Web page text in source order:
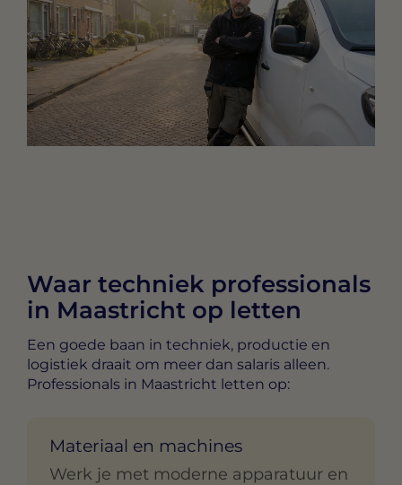
Waar techniek professionals
in Maastricht op letten
Een goede baan in techniek, productie en
logistiek draait om meer dan salaris alleen.
Professionals in Maastricht letten op:
Materiaal en machines
Werk je met moderne apparatuur en